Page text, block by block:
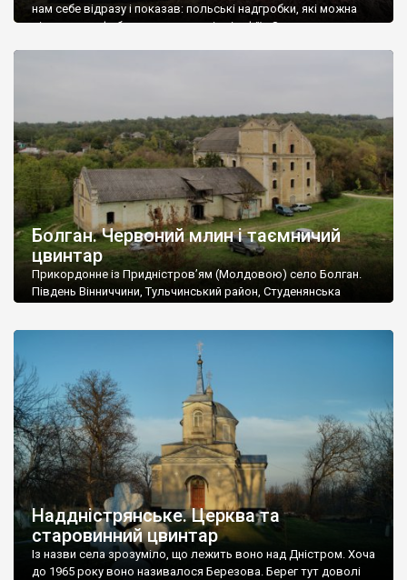
нам себе відразу і показав: польські надгробки, які можна
віднести до фабричних, польські епітафії… Загалом цвинтар
Болган. Червоний млин і таємничий
цвинтар
Прикордонне із Придністров’ям (Молдовою) село Болган.
Південь Вінниччини, Тульчинський район, Студенянська
старовинний цвинтар із кам’яними хрестами. Всі епітафії, які
збереглися, написані кирилицею, церковнослов’янською
мовою. За всіма традиційними ознаками – цвинтар
український. Хрести датуються 19 століттям. У 1924-1940
роках Болган […]
Наддністрянське. Церква та
старовинний цвинтар
Із назви села зрозуміло, що лежить воно над Дністром. Хоча
до 1965 року воно називалося Березова. Берег тут доволі